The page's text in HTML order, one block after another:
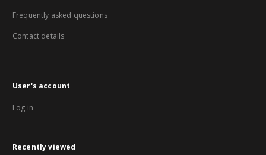
Frequently asked questions
Contact details
User's account
Log in
Recently viewed